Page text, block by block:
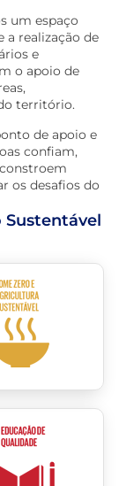
um espaço
a realização de
e
o apoio de
território.
de apoio e
confiam,
os desafios do